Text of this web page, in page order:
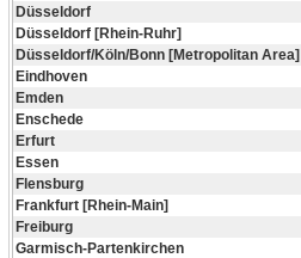
Düsseldorf
Düsseldorf [Rhein-Ruhr]
Düsseldorf/Köln/Bonn [Metropolitan Area]
Eindhoven
Emden
Enschede
Erfurt
Essen
Flensburg
Frankfurt [Rhein-Main]
Freiburg
Garmisch-Partenkirchen